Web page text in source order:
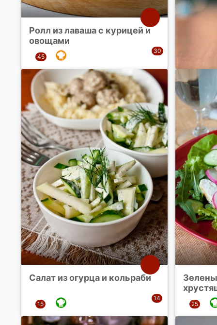
Ролл из лаваша с курицей и
овощами
Салат из огурца и кольраби